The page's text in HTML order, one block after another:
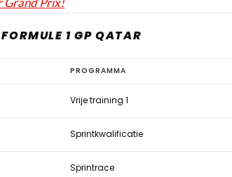
1 GP QATAR
PROGRAMMA
Vrije training 1
Sprintkwalificatie
Sprintrace